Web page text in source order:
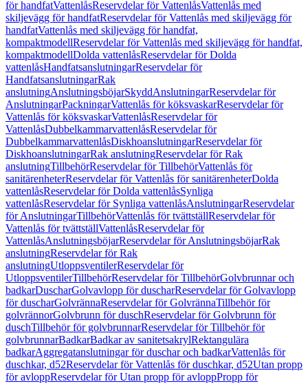
för handfatVattenlåsReservdelar för VattenlåsVattenlås med
skiljevägg för handfatReservdelar för Vattenlås med skiljevägg för
handfatVattenlås med skiljevägg för handfat,
kompaktmodellReservdelar för Vattenlås med skiljevägg för handfat,
kompaktmodellDolda vattenlåsReservdelar för Dolda
vattenlåsHandfatsanslutningarReservdelar för
HandfatsanslutningarRak
anslutningAnslutningsböjarSkyddAnslutningarReservdelar för
AnslutningarPackningarVattenlås för köksvaskarReservdelar för
Vattenlås för köksvaskarVattenlåsReservdelar för
VattenlåsDubbelkammarvattenlåsReservdelar för
DubbelkammarvattenlåsDiskhoanslutningarReservdelar för
DiskhoanslutningarRak anslutningReservdelar för Rak
anslutningTillbehörReservdelar för TillbehörVattenlås för
sanitärenheterReservdelar för Vattenlås för sanitärenheterDolda
vattenlåsReservdelar för Dolda vattenlåsSynliga
vattenlåsReservdelar för Synliga vattenlåsAnslutningarReservdelar
för AnslutningarTillbehörVattenlås för tvättställReservdelar för
Vattenlås för tvättställVattenlåsReservdelar för
VattenlåsAnslutningsböjarReservdelar för AnslutningsböjarRak
anslutningReservdelar för Rak
anslutningUtloppsventilerReservdelar för
UtloppsventilerTillbehörReservdelar för TillbehörGolvbrunnar och
badkarDuscharGolvavlopp för duscharReservdelar för Golvavlopp
för duscharGolvrännaReservdelar för GolvrännaTillbehör för
golvrännorGolvbrunn för duschReservdelar för Golvbrunn för
duschTillbehör för golvbrunnarReservdelar för Tillbehör för
golvbrunnarBadkarBadkar av sanitetsakrylRektangulära
badkarAggregatanslutningar för duschar och badkarVattenlås för
duschkar, d52Reservdelar för Vattenlås för duschkar, d52Utan propp
för avloppReservdelar för Utan propp för avloppPropp för